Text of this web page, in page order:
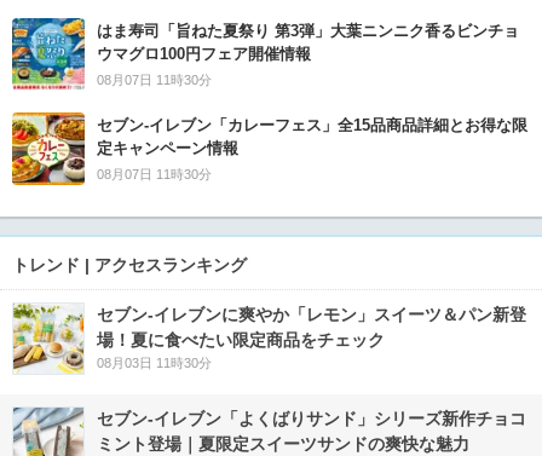
はま寿司「旨ねた夏祭り 第3弾」大葉ニンニク香るビンチョ
ウマグロ100円フェア開催情報
08月07日 11時30分
セブン‐イレブン「カレーフェス」全15品商品詳細とお得な限
定キャンペーン情報
08月07日 11時30分
トレンド | アクセスランキング
セブン‐イレブンに爽やか「レモン」スイーツ＆パン新登
場！夏に食べたい限定商品をチェック
08月03日 11時30分
セブン‐イレブン「よくばりサンド」シリーズ新作チョコ
ミント登場｜夏限定スイーツサンドの爽快な魅力